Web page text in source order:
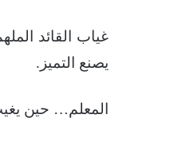
غياب القائد
يصنع التميز.
المعلم… حين